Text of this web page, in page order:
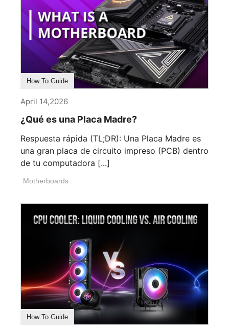
How To Guide
April 14,2026
¿Qué es una Placa Madre?
Respuesta rápida (TL;DR): Una Placa Madre es
una gran placa de circuito impreso (PCB) dentro
de tu computadora [...]
Motherboards
How To Guide